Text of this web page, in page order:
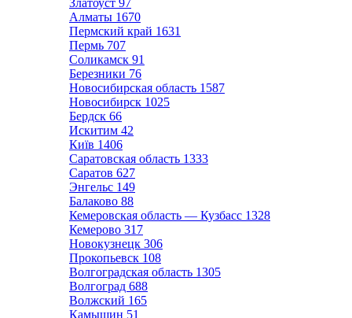
Златоуст 97
Алматы 1670
Пермский край 1631
Пермь 707
Соликамск 91
Березники 76
Новосибирская область 1587
Новосибирск 1025
Бердск 66
Искитим 42
Київ 1406
Саратовская область 1333
Саратов 627
Энгельс 149
Балаково 88
Кемеровская область — Кузбасс 1328
Кемерово 317
Новокузнецк 306
Прокопьевск 108
Волгоградская область 1305
Волгоград 688
Волжский 165
Камышин 51